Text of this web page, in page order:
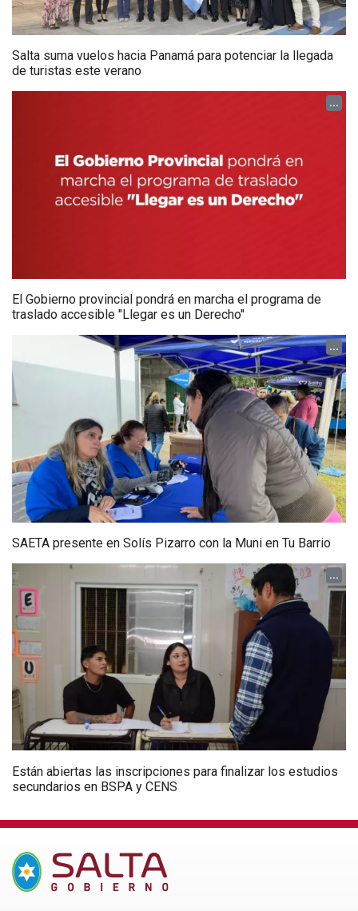
Salta suma vuelos hacia Panamá para potenciar la llegada
de turistas este verano
...
El Gobierno provincial pondrá en marcha el programa de
traslado accesible "Llegar es un Derecho"
...
SAETA presente en Solís Pizarro con la Muni en Tu Barrio
...
Están abiertas las inscripciones para finalizar los estudios
secundarios en BSPA y CENS